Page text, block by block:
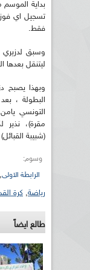
بداية الموسم
تسجيل اي
فقط.
وسبق لدزيري
ليتنقل بعدها
وبهذا يصبح
البطولة ،
التونسي
مقرة)،
(شبيبة
وسوم:
الرابطة الاولى,
رياضة, كرة
طالع ايضاً